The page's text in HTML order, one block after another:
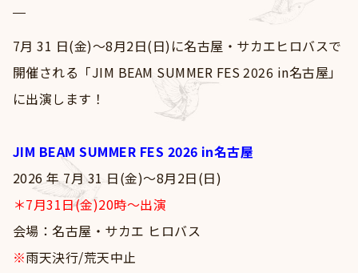
Fanclub
7⽉ 31 ⽇(金)～8月2日(日)に名古屋・サカエヒロバスで
開催される「JIM BEAM SUMMER FES 2026 in名古屋」
に出演します！
JIM BEAM SUMMER FES 2026 in名古屋
2026 年 7⽉ 31 ⽇(金)～8月2日(日)
＊7月31日(金)20時～出演
会場：名古屋・サカエ ヒロバス
※雨天決行/荒天中止